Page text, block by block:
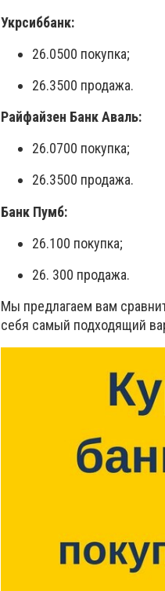
Укрсиббанк:
26.0500 покупка;
26.3500 продажа.
Райфайзен Банк Аваль:
26.0700 покупка;
26.3500 продажа.
Банк Пумб:
26.100 покупка;
26. 300 продажа.
Мы предлагаем вам
себя самый подходящий